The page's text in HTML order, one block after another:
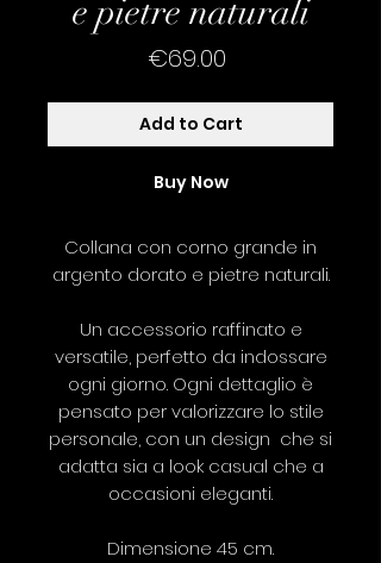
e pietre naturali
€69.00
Add to Cart
Buy Now
Collana con corno grande in
argento dorato e pietre naturali.
Un accessorio raffinato e
versatile, perfetto da indossare
ogni giorno. Ogni dettaglio è
pensato per valorizzare lo stile
personale, con un design che si
adatta sia a look casual che a
occasioni eleganti.
Dimensione 45 cm.